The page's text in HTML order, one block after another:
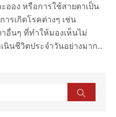
ออง หรือการใช้สายตาเป็น
ารเกิดโรคต่างๆ เช่น
อื่นๆ ที่ทำให้มองเห็นไม่
นินชีวิตประจำวันอย่างมาก...